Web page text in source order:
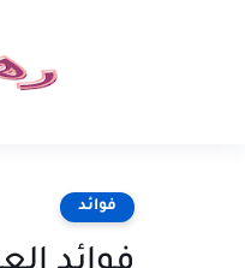
فوائد